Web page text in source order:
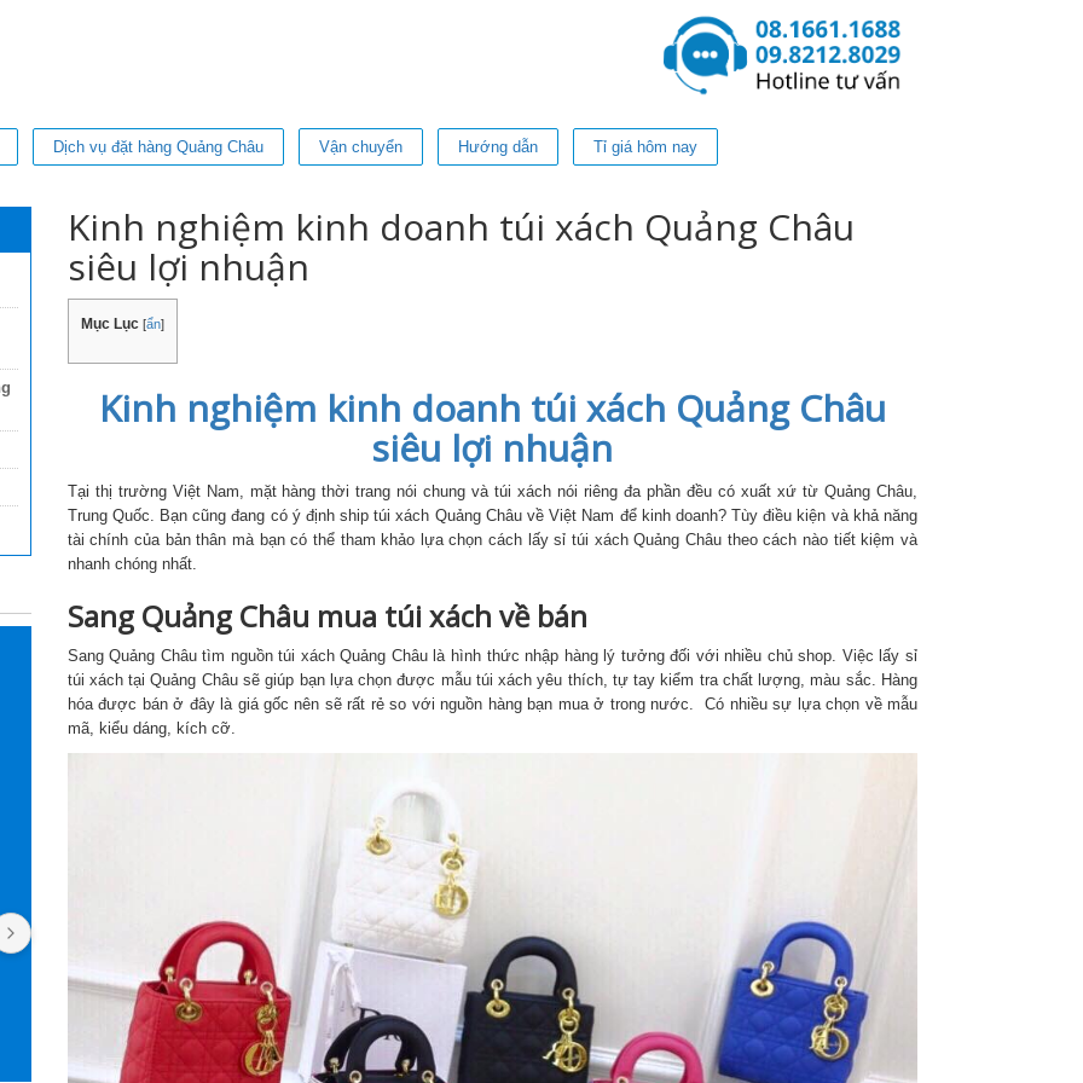
Dịch vụ đặt hàng Quảng Châu Vận chuyển Hướng dẫn Tỉ giá hôm nay
Mình làm việc với Nhận Ship Hàng
được 4 năm rồi. Uy tín, nhiệt tình, luôn
phản hồi nhanh. Cái gì mình đặt trên
Taobao cũng order qua đây, kể cả đồ
nội thất. Giao diện app rất dễ thao tác
và theo dõi đơn hàng. Phí dịch vụ cũng
Kho làm việc uy tín, nhanh gọn nha mn
Mình sử dụng dịch ở bên đơn vị vận
chuyển này cũng được 2-3 năm r ,
gian vận chuyển hàng khá ổn định ,
cả hợp lý ,khâu tiếp nhận đơn hàng
giao hàng chuyên nghiệp , nhiều khi
mình cần book grab chuyển hộ hàng
Kinh nghiệm kinh doanh túi xách Quảng Châu
siêu lợi nhuận
Mục Lục [ẩn]
Kinh nghiệm kinh doanh túi xách Quảng Châu
siêu lợi nhuận
Tại thị trường Việt Nam, mặt hàng thời trang nói chung và túi xách nói riêng đa phần đều có xuất xứ từ Quảng Châu,
Trung Quốc. Bạn cũng đang có ý định ship túi xách Quảng Châu về Việt Nam để kinh doanh? Tùy điều kiện và khả năng
tài chính của bản thân mà bạn có thể tham khảo lựa chọn cách lấy sỉ túi xách Quảng Châu theo cách nào tiết kiệm và
nhanh chóng nhất.
Sang Quảng Châu mua túi xách về bán
Sang Quảng Châu tìm nguồn túi xách Quảng Châu là hình thức nhập hàng lý tưởng đối với nhiều chủ shop. Việc lấy sỉ
túi xách tại Quảng Châu sẽ giúp bạn lựa chọn được mẫu túi xách yêu thích, tự tay kiểm tra chất lượng, màu sắc. Hàng
hóa được bán ở đây là giá gốc nên sẽ rất rẻ so với nguồn hàng bạn mua ở trong nước. Có nhiều sự lựa chọn về mẫu
mã, kiểu dáng, kích cỡ.